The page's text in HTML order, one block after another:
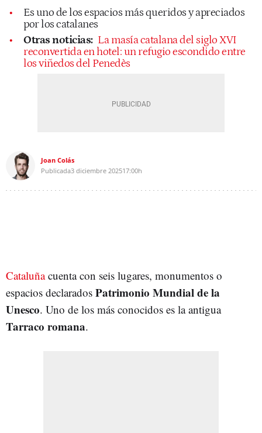
Es uno de los espacios más queridos y apreciados
por los catalanes
Otras noticias: La masía catalana del siglo XVI
reconvertida en hotel: un refugio escondido entre
los viñedos del Penedès
Joan Colás
Publicada3 diciembre 202517:00h
Cataluñacuenta con seis lugares, monumentos o
espacios declarados Patrimonio Mundial de la
Unesco. Uno de los más conocidos es la antigua
Tarraco romana.